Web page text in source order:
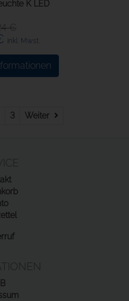
K LED
€
inkl. Mwst.
3 Weiter Weiter